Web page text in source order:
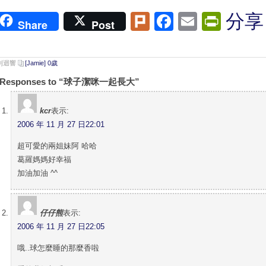
Share Post PlurkFacebook
Email分享
迴響 [Jamie] 0歲
to “球子潔咪一起長大”
kcr表示:
2006 年 11 月 27 日22:01
超可愛的兩姐妹阿 哈哈
葛羅媽媽好幸福
加油加油 ^^
仔仔熊表示:
2006 年 11 月 27 日22:05
哦..球怎麼睡的那麼香啦